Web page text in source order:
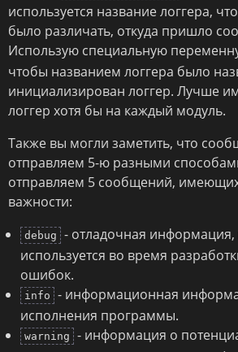
используется название логгера,
было различать, откуда пришло
Использую специальную
чтобы названием логгера было
инициализирован логгер. Лучше
логгер хотя бы на каждый модуль.
Также вы могли заметить, что
отправляем 5-ю разными
отправляем 5 сообщений,
важности:
debug
- отладочная информация,
используется во время
ошибок.
info
- информационная
исполнения программы.
warning
- информация о